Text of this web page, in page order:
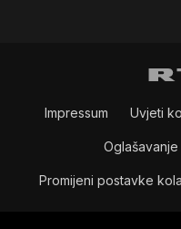
Impressum Uvjeti
Oglašavanje
Promijeni postavke